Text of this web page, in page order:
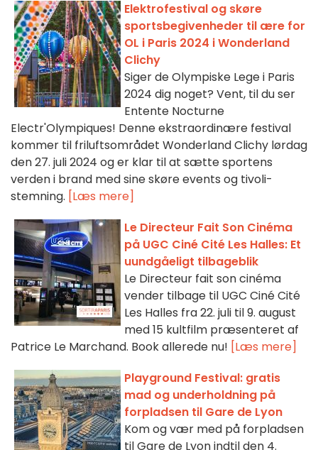
Elektrofestival og skøre
sportsbegivenheder til ære for
OL i Paris 2024 i Wonderland
Clichy
Siger de Olympiske Lege i Paris
2024 dig noget? Vent, til du ser
Entente Nocturne
Electr'Olympiques! Denne ekstraordinære festival
kommer til friluftsområdet Wonderland Clichy lørdag
den 27. juli 2024 og er klar til at sætte sportens
verden i brand med sine skøre events og tivoli-
stemning. [Læs mere]
Le Directeur Fait Son Cinéma
på UGC Ciné Cité Les Halles: Et
uundgåeligt tilbageblik
Le Directeur fait son cinéma
vender tilbage til UGC Ciné Cité
Les Halles fra 22. juli til 9. august
med 15 kultfilm præsenteret af
Patrice Le Marchand. Book allerede nu! [Læs mere]
Playground Festival: gratis
mad og underholdning på
forpladsen til Gare de Lyon
Kom og vær med på forpladsen
til Gare de Lyon indtil den 4.